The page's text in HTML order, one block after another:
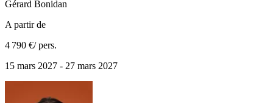
Gérard Bonidan
A partir de
4 790 €/ pers.
15 mars 2027 - 27 mars 2027